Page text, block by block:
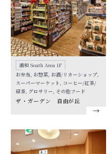
浦和 South Area 1F
お弁当, お惣菜, お酒/リカーショップ,
スーパーマーケット, コーヒー/紅茶/
緑茶, グロサリー, その他フード
ザ・ガーデン 自由が丘